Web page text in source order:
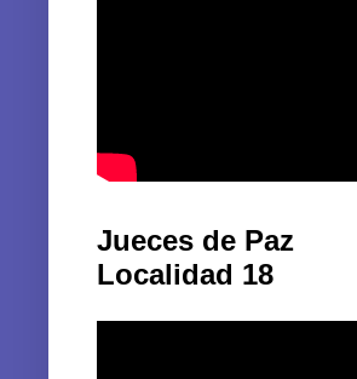
Jueces de Paz
Localidad 18